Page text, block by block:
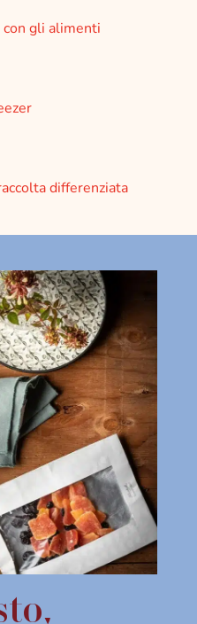
gli alimenti
differenziata